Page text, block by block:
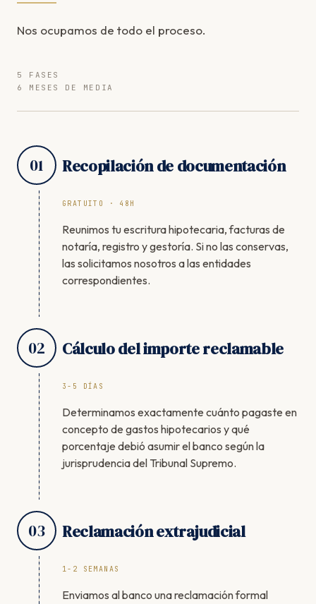
Nos ocupamos de todo el proceso.
5 FASES
6 MESES DE MEDIA
01 Recopilación de documentación
GRATUITO · 48H
Reunimos tu escritura hipotecaria, facturas de
notaría, registro y gestoría. Si no las conservas,
las solicitamos nosotros a las entidades
correspondientes.
02 Cálculo del importe reclamable
3-5 DÍAS
Determinamos exactamente cuánto pagaste en
concepto de gastos hipotecarios y qué
porcentaje debió asumir el banco según la
jurisprudencia del Tribunal Supremo.
03 Reclamación extrajudicial
1-2 SEMANAS
Enviamos al banco una reclamación formal